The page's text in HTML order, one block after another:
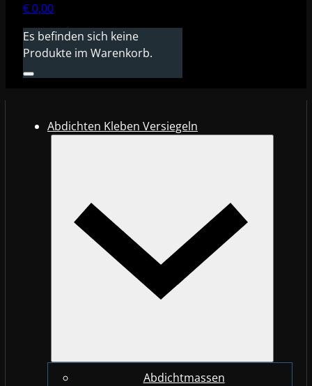
€0,00
Es befinden sich keine
Produkte im Warenkorb.
Abdichten Kleben Versiegeln
Abdichtmassen